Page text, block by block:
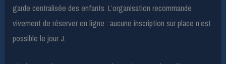
garde centralisée des enfants. L’organisation recommande
vivement de réserver en ligne : aucune inscription sur place n’est
possible le jour J.